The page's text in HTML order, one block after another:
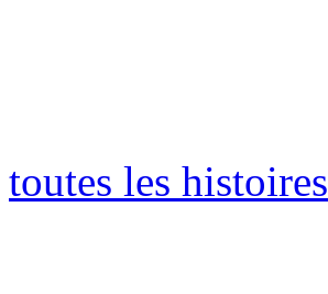
toutes les histoires